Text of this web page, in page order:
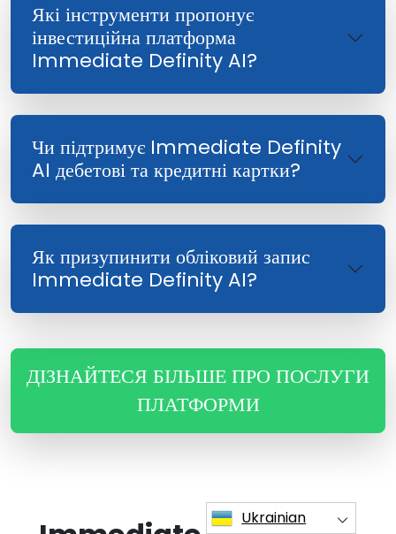
Які інструменти пропонує
інвестиційна платформа
Immediate Definity AI?
Чи підтримує Immediate Definity
AI дебетові та кредитні картки?
Як призупинити обліковий запис
Immediate Definity AI?
ДІЗНАЙТЕСЯ БІЛЬШЕ ПРО ПОСЛУГИ
ПЛАТФОРМИ
Ukrainian